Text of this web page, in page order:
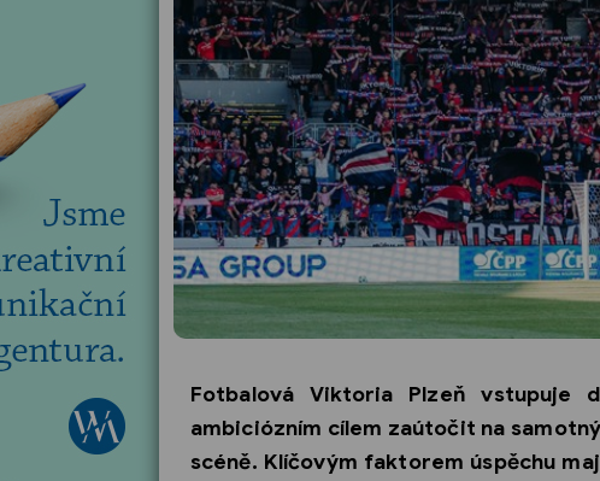
Fotbalová Viktoria Plzeň vstupuje
ambiciózním cílem zaútočit na
scéně. Klíčovým faktorem úspěchu